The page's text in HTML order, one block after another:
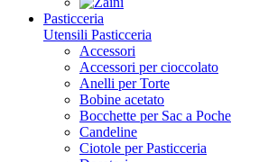
Pasticceria
Utensili Pasticceria
Accessori
Accessori per cioccolato
Anelli per Torte
Bobine acetato
Bocchette per Sac a Poche
Candeline
Ciotole per Pasticceria